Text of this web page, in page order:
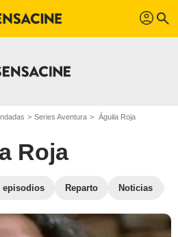
profil search
Series Aventura Águila Roja
Roja
episodios Reparto Noticias